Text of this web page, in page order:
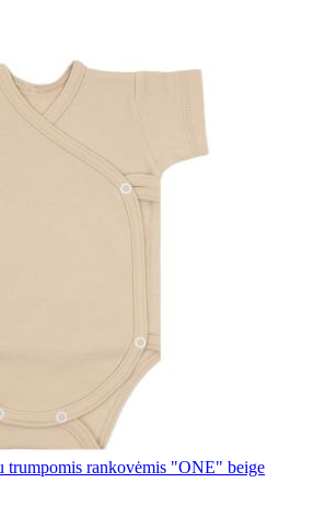
trumpomis rankovėmis "ONE" beige